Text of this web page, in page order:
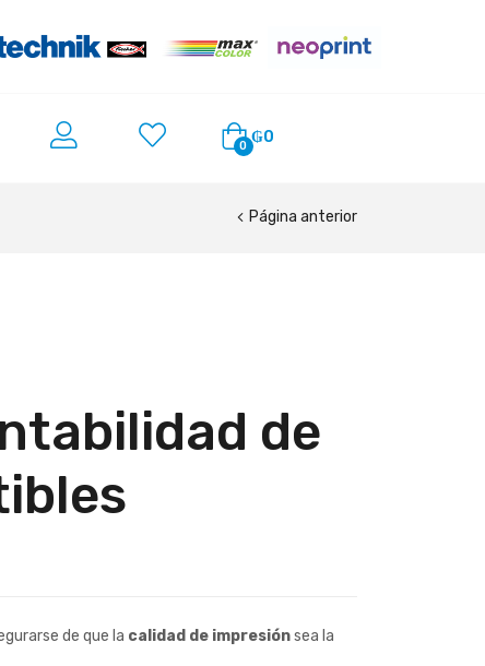
0 ₲0
Página anterior
de
de que la calidad de impresiónsea la